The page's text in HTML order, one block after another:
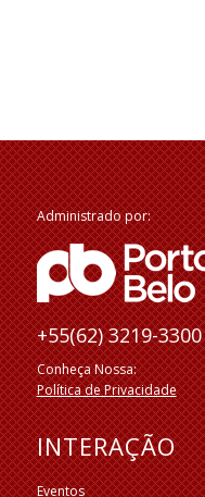
Administrado por:
+55(62) 3219-3300
Conheça Nossa:
Política de Privacidade
INTERAÇÃO
Eventos